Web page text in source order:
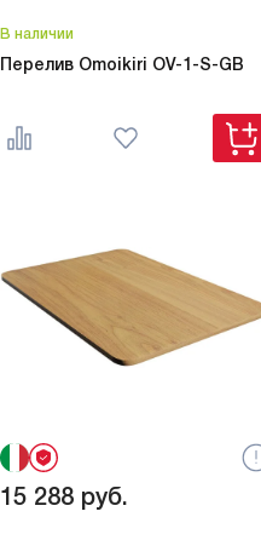
В наличии
Перелив Omoikiri OV-1-S-GB
15 288 руб.